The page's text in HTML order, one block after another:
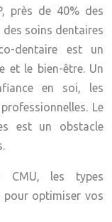
près de 40% des
soins dentaires
dentaire est un
et le bien-être. Un
en soi, les
Le
est un obstacle
CMU, les types
pour optimiser vos